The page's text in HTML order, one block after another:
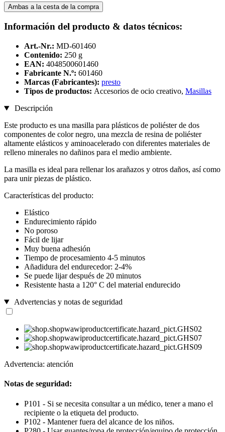
Ambas a la cesta de la compra
Información del producto & datos técnicos:
Art.-Nr.: MD-601460
Contenido: 250 g
EAN: 4048500601460
Fabricante N.º: 601460
Marcas (Fabricantes): presto
Tipos de productos: Accesorios de ocio creativo, Masillas
Descripción
Este producto es una masilla para plásticos de poliéster de dos
componentes de color negro, una mezcla de resina de poliéster
altamente elásticos y aminoacelerado con diferentes materiales de
relleno minerales no dañinos para el medio ambiente.
La masilla es ideal para rellenar los arañazos y otros daños, así como
para unir piezas de plástico.
Características del producto:
Elástico
Endurecimiento rápido
No poroso
Fácil de lijar
Muy buena adhesión
Tiempo de procesamiento 4-5 minutos
Añadidura del endurecedor: 2-4%
Se puede lijar después de 20 minutos
Resistente hasta a 120° C del material endurecido
Advertencias y notas de seguridad
Advertencia: atención
Notas de seguridad:
P101 - Si se necesita consultar a un médico, tener a mano el
recipiente o la etiqueta del producto.
P102 - Mantener fuera del alcance de los niños.